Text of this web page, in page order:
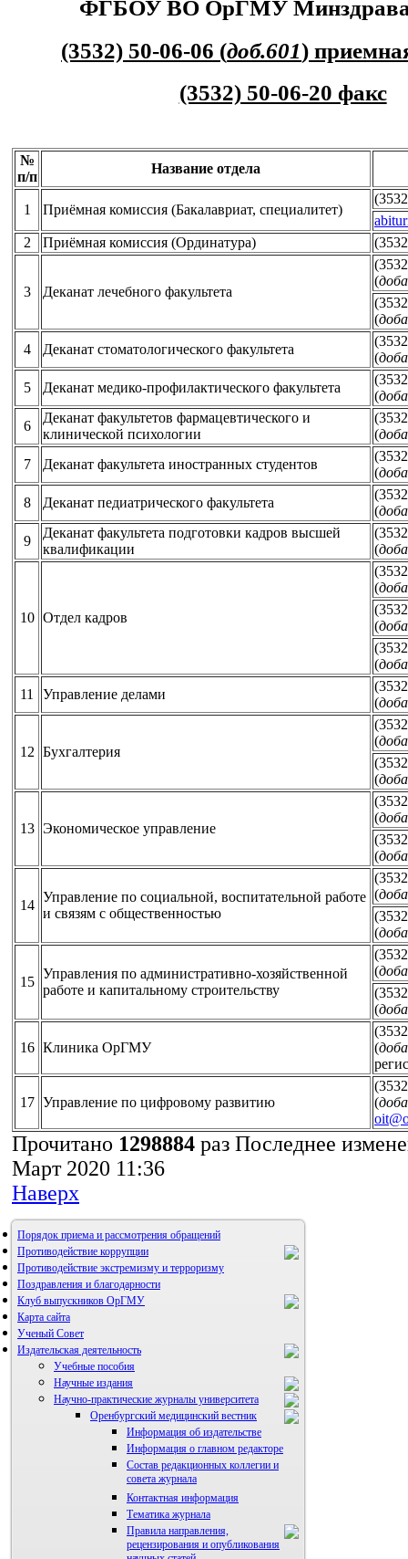
ФГБОУ ВО ОрГМУ Минздрава
(3532) 50-06-06 (доб.601)
(3532) 50-06-20 факс
№
п/п
Название отдела
1 Приёмная комиссия (Бакалавриат, специалитет)
2
Приёмная комиссия (Ординатура)
3 Деканат лечебного факультета
(
(
4
Деканат стоматологического факультета
(
5
Деканат медико-профилактического факультета
(
6
Деканат факультетов фармацевтического и
клинической психологии
(
7
Деканат факультета иностранных студентов
(
8
Деканат педиатрического факультета
(
9
Деканат факультета подготовки кадров высшей
квалификации
(
10 Отдел кадров
(
(
(
11
Управление делами
(
12 Бухгалтерия
(
(
13 Экономическое управление
(
(
14
Управление по социальной, воспитательной работе
и связям с общественностью
(
(
15
Управления по административно-хозяйственной
работе и капитальному строительству
(
(
16 Клиника ОрГМУ
(
17 Управление по цифровому развитию
(
Прочитано 1298884 раз Последнее
Март 2020 11:36
Наверх
Порядок приема и рассмотрения обращений
Противодействие коррупции
Противодействие экстремизму и терроризму
Поздравления и благодарности
Клуб выпускников ОрГМУ
Карта сайта
Ученый Совет
Издательская деятельность
Учебные пособия
Научные издания
Научно-практические журналы университета
Оренбургский медицинский вестник
Информация об издательстве
Информация о главном редакторе
Состав редакционных коллегии и
совета журнала
Контактная информация
Тематика журнала
Правила направления,
рецензирования и опубликования